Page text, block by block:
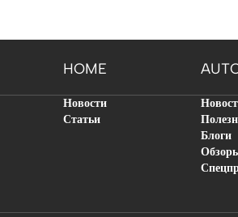
HOME
Новости
Статьи
Блоги